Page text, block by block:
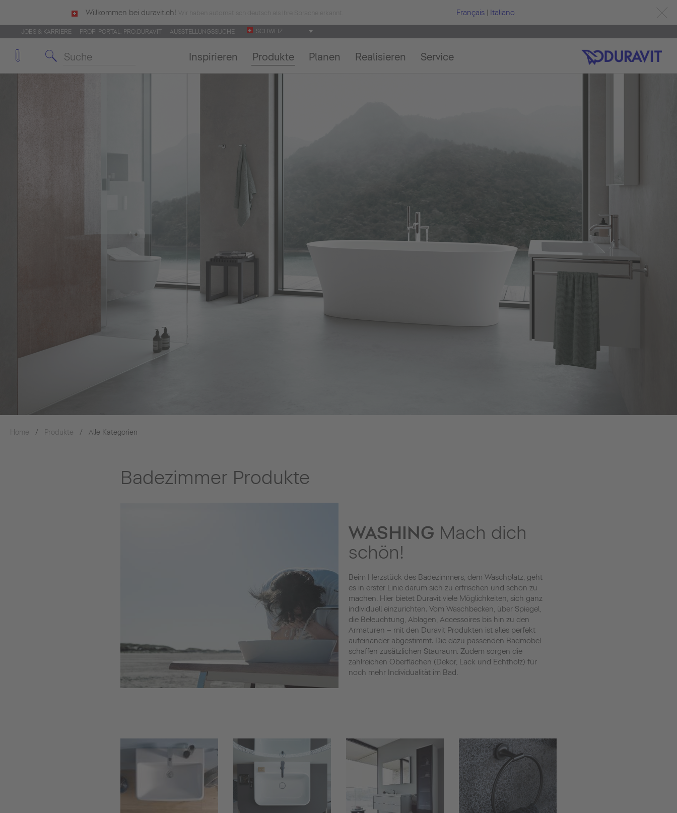
Willkommen bei duravit.ch! Français | Italiano
JOBS & KARRIERE PROFI PORTAL: PRO.DURAVIT AUSSTELLUNGSSUCHE SCHWEIZ
Inspirieren Produkte Planen Realisieren Service
Home Produkte Alle Kategorien
Badezimmer Produkte
WASHING Mach dich
schön!
Beim Herzstück des Badezimmers, dem Waschplatz, geht
es in erster Linie darum sich zu erfrischen und schön zu
machen. Hier bietet Duravit viele Möglichkeiten, sich ganz
individuell einzurichten. Vom Waschbecken, über Spiegel,
die Beleuchtung, Ablagen, Accessoires bis hin zu den
Armaturen – mit den Duravit Produkten ist alles perfekt
aufeinander abgestimmt. Die dazu passenden Badmöbel
schaffen zusätzlichen Stauraum. Zudem sorgen die
zahlreichen Oberflächen (Dekor, Lack und Echtholz) für
noch mehr Individualität im Bad.